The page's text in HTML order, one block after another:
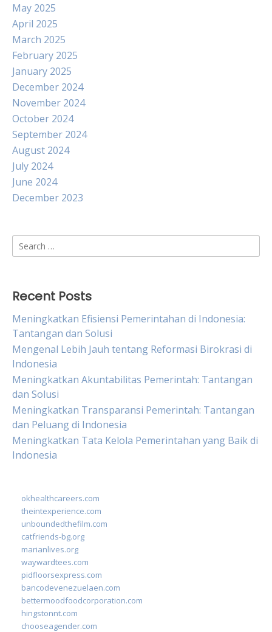
May 2025
April 2025
March 2025
February 2025
January 2025
December 2024
November 2024
October 2024
September 2024
August 2024
July 2024
June 2024
December 2023
Search
for:
Recent Posts
Meningkatkan Efisiensi Pemerintahan di Indonesia:
Tantangan dan Solusi
Mengenal Lebih Jauh tentang Reformasi Birokrasi di
Indonesia
Meningkatkan Akuntabilitas Pemerintah: Tantangan
dan Solusi
Meningkatkan Transparansi Pemerintah: Tantangan
dan Peluang di Indonesia
Meningkatkan Tata Kelola Pemerintahan yang Baik di
Indonesia
okhealthcareers.com
theintexperience.com
unboundedthefilm.com
catfriends-bg.org
marianlives.org
waywardtees.com
pidfloorsexpress.com
bancodevenezuelaen.com
bettermoodfoodcorporation.com
hingstonnt.com
chooseagender.com